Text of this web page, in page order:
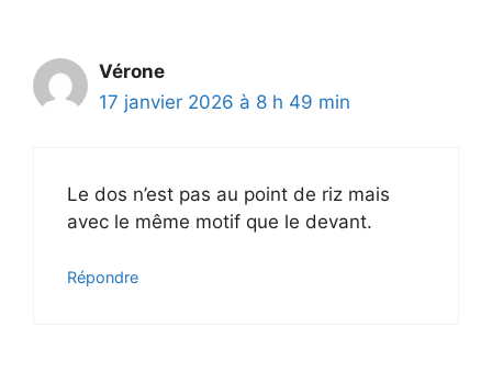
Vérone
17 janvier 2026 à 8 h 49 min
Le dos n’est pas au point de riz mais
avec le même motif que le devant.
Répondre